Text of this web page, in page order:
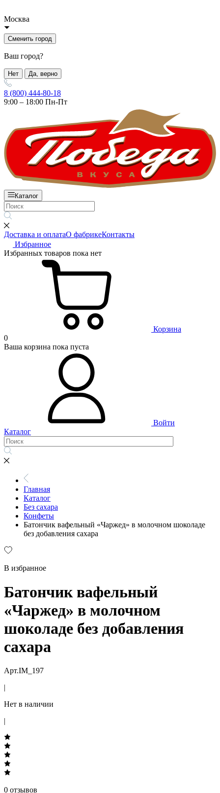
Москва
Сменить город
Ваш город?
Нет Да, верно
8 (800) 444-80-18
9:00 – 18:00 Пн-Пт
Каталог
Доставка и оплатаО фабрикеКонтакты
Избранное
Избранных товаров пока нет
Корзина
0
Ваша корзина пока пуста
Войти
Каталог
Главная
Каталог
Без сахара
Конфеты
Батончик вафельный «Чаржед» в молочном шоколаде
без добавления сахара
В избранное
Батончик вафельный
«Чаржед» в молочном
шоколаде без добавления
сахара
Арт.IM_197
|
Нет в наличии
|
0 отзывов